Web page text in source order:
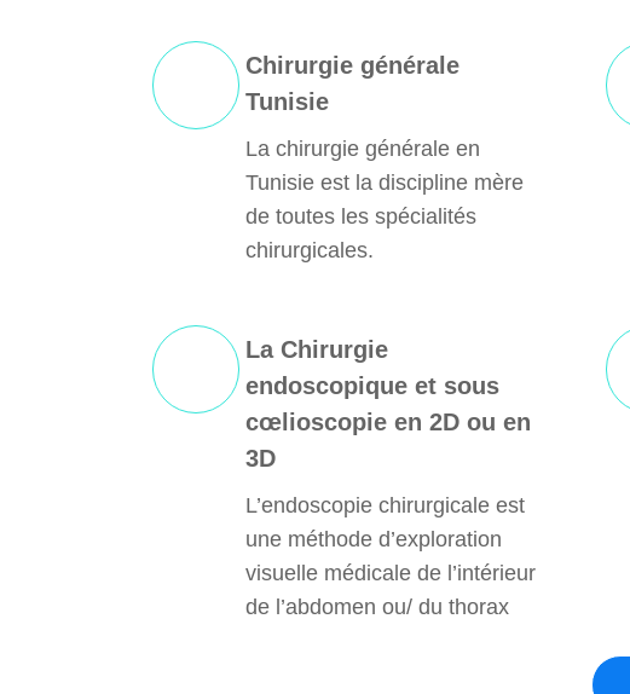
Chirurgie générale
Tunisie
La chirurgie générale en
Tunisie est la discipline mère
de toutes les spécialités
chirurgicales.
La Chirurgie
endoscopique et sous
cœlioscopie en 2D ou en
3D
L’endoscopie chirurgicale est
une méthode d’exploration
visuelle médicale de l’intérieur
de l’abdomen ou/ du thorax